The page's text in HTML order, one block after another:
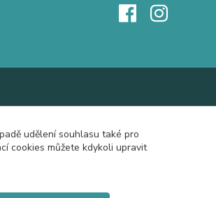
udělení souhlasu také pro
cookies můžete kdykoli upravit